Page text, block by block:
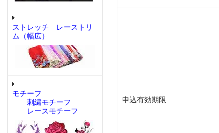
ストレッチ レーストリ
ム（幅広）
モチーフ
刺繍モチーフ
レースモチーフ
申込有効期限